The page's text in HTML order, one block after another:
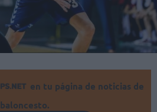
en tu página de noticias de
baloncesto.